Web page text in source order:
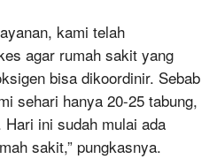
kami telah
agar rumah sakit yang
bisa dikoordinir. Sebab
sehari hanya 20-25 tabung,
ini sudah mulai ada
sakit,” pungkasnya.